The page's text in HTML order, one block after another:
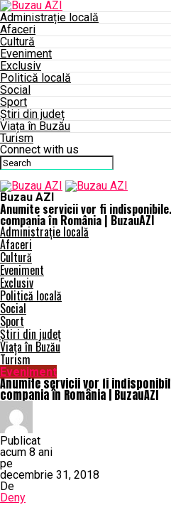
Administrație locală
Afaceri
Cultură
Eveniment
Exclusiv
Politică locală
Social
Sport
Știri din județ
Viața în Buzău
Turism
Connect with us
Buzau AZI
Anumite servicii vor fi
compania în România | BuzauAZI
Administrație locală
Afaceri
Cultură
Eveniment
Exclusiv
Politică locală
Social
Sport
Știri din județ
Viața în Buzău
Turism
Eveniment
Anumite servicii vor fi
compania în România | BuzauAZI
Publicat
acum 8 ani
pe
decembrie 31, 2018
De
Deny